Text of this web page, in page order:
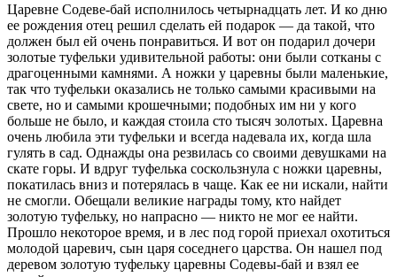
Царевне Содеве-бай исполнилось четырнадцать лет. И ко дню
ее рождения отец решил сделать ей подарок — да такой, что
должен был ей очень понравиться. И вот он подарил дочери
золотые туфельки удивительной работы: они были сотканы с
драгоценными камнями. А ножки у царевны были маленькие,
так что туфельки оказались не только самыми красивыми на
свете, но и самыми крошечными; подобных им ни у кого
больше не было, и каждая стоила сто тысяч золотых. Царевна
очень любила эти туфельки и всегда надевала их, когда шла
гулять в сад. Однажды она резвилась со своими девушками на
скате горы. И вдруг туфелька соскользнула с ножки царевны,
покатилась вниз и потерялась в чаще. Как ее ни искали, найти
не смогли. Обещали великие награды тому, кто найдет
золотую туфельку, но напрасно — никто не мог ее найти.
Прошло некоторое время, и в лес под горой приехал охотиться
молодой царевич, сын царя соседнего царства. Он нашел под
деревом золотую туфельку царевны Содевы-бай и взял ее